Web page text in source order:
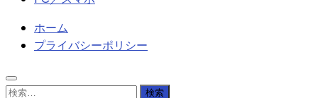
ホーム
プライバシーポリシー
検